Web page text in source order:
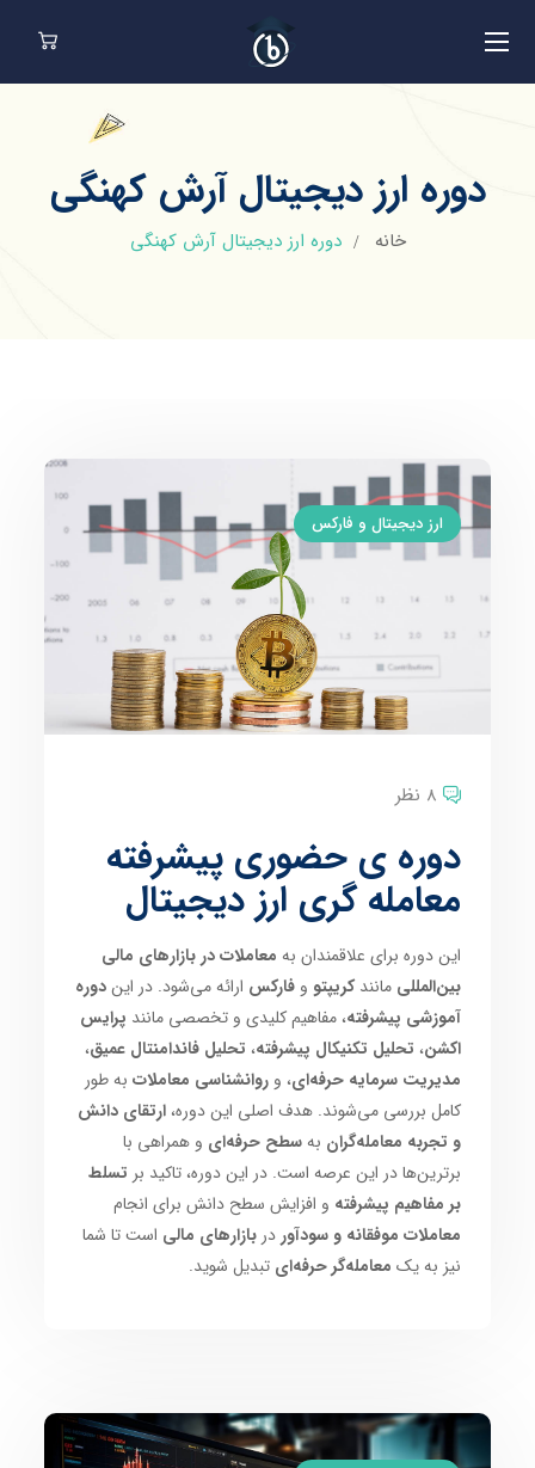
دوره ارز دیجیتال آرش کهنگی
خانه دوره ارز دیجیتال آرش کهنگی
ارز دیجیتال و فارکس
8 نظر
دوره ی حضوری پیشرفته
معامله گری ارز دیجیتال
این دوره برای علاقمندان به معاملات در بازارهای مالی
بین‌المللی مانندکریپتو وفارکس ارائه می‌شود. در ایندوره
آموزشی پیشرفته، مفاهیم کلیدی و تخصصی مانند پرایس
اکشن، تحلیل تکنیکال پیشرفته، تحلیل فاندامنتال عمیق،
مدیریت سرمایه حرفه‌ای، وروانشناسی معاملات به طور
کامل بررسی می‌شوند. هدف اصلی این دوره،ارتقای دانش
و تجربه معامله‌گران بهسطح حرفه‌ای و همراهی با
برترین‌ها در این عرصه است. در این دوره، تاکید بر تسلط
بر مفاهیم پیشرفته و افزایش سطح دانش برای انجام
معاملات موفقانه و سودآور دربازارهای مالی است تا شما
نیز به یک معامله‌گر حرفه‌ای تبدیل شوید.